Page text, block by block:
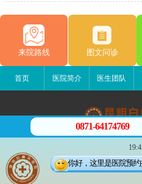
来院路线 图文问诊
首页 医院简介 医生团队
昆明白
昆明市五华
版权所有：昆
0871-64174769
你好，这里是医院预